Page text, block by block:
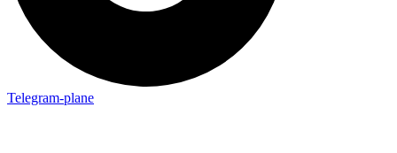
Telegram-plane